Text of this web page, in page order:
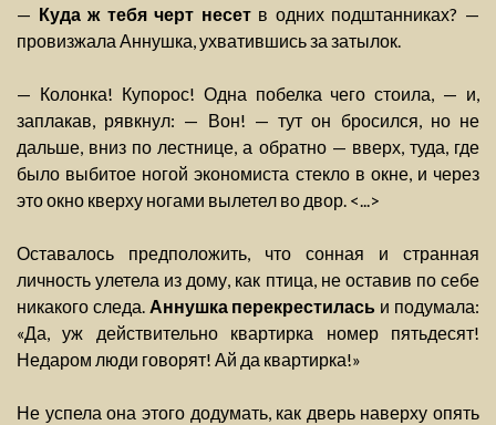
— Куда ж тебя черт несетв одних подштанниках? —
провизжала Аннушка, ухватившись за затылок.
— Колонка! Купорос! Одна побелка чего стоила, — и,
заплакав, рявкнул: — Вон! — тут он бросился, но не
дальше, вниз по лестнице, а обратно — вверх, туда, где
было выбитое ногой экономиста стекло в окне, и через
это окно кверху ногами вылетел во двор. <...>
Оставалось предположить, что сонная и странная
личность улетела из дому, как птица, не оставив по себе
никакого следа. Аннушка перекрестилась и подумала:
«Да, уж действительно квартирка номер пятьдесят!
Недаром люди говорят! Ай да квартирка!»
Не успела она этого додумать, как дверь наверху опять